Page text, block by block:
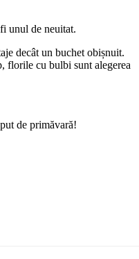
unul de neuitat.
decât un buchet obișnuit.
florile cu bulbi sunt alegerea
de primăvară!